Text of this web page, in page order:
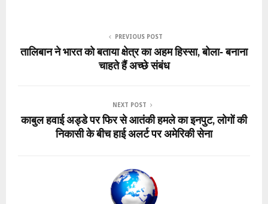
PREVIOUS POST
तालिबान ने भारत को बताया क्षेत्र का अहम हिस्सा, बोला- बनाना
चाहते हैं अच्छे संबंध
NEXT POST
काबुल हवाई अड्डे पर फिर से आतंकी हमले का इनपुट, लोगों की
निकासी के बीच हाई अलर्ट पर अमेरिकी सेना